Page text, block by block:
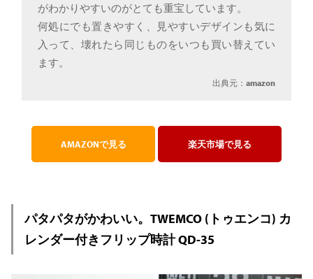
がわかりやすいのがとても重宝しています。
何処にでも置きやすく、見やすいデザインも気に
入って、壊れたら同じものをいつも買い替えてい
ます。
出典元：amazon
AMAZONで見る 楽天市場で見る
パタパタがかわいい。TWEMCO (トゥエンコ) カ
レンダー付きフリップ時計 QD-35